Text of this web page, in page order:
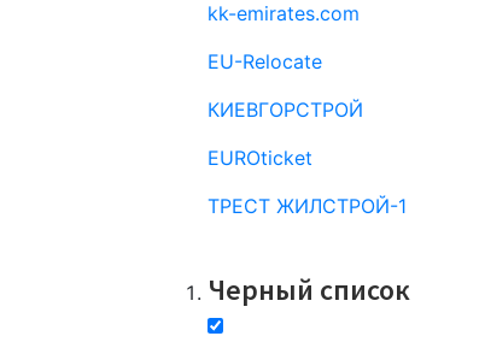
kk-emirates.com
EU-Relocate
КИЕВГОРСТРОЙ
EUROticket
ТРЕСТ ЖИЛСТРОЙ-1
Черный список